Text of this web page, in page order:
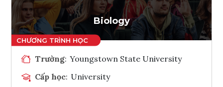
Tham vấn Interlink
Biology
Trường: Youngstown State University
Cấp học: University